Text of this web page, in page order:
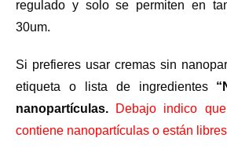
regulado y solo se permiten en
30um.
Si prefieres usar cremas sin
etiqueta o lista de ingredientes
nanopartículas.
Debajo indico
contiene nanopartículas o están